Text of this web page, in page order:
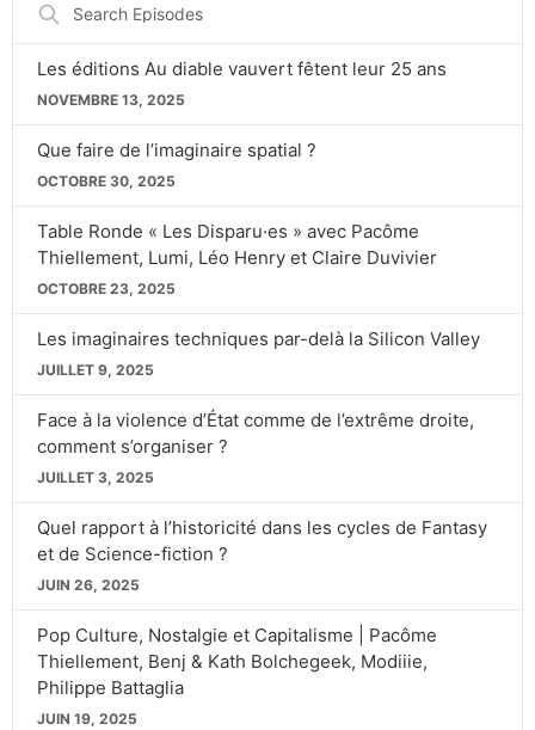
Episodes
Les éditions Au diable vauvert fêtent leur 25 ans
NOVEMBRE 13, 2025
Que faire de l’imaginaire spatial ?
OCTOBRE 30, 2025
Table Ronde « Les Disparu·es » avec Pacôme
Thiellement, Lumi, Léo Henry et Claire Duvivier
OCTOBRE 23, 2025
Les imaginaires techniques par-delà la Silicon Valley
JUILLET 9, 2025
Face à la violence d’État comme de l’extrême droite,
comment s’organiser ?
JUILLET 3, 2025
Quel rapport à l’historicité dans les cycles de Fantasy
et de Science-fiction ?
JUIN 26, 2025
Pop Culture, Nostalgie et Capitalisme | Pacôme
Thiellement, Benj & Kath Bolchegeek, Modiiie,
Philippe Battaglia
JUIN 19, 2025